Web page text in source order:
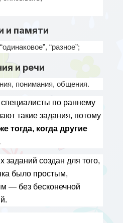
и памяти
“разное”;
и речи
понимания, общения.
по раннему
такие задания, потому
тогда, когда другие
заданий создан для того,
было простым,
— без бесконечной